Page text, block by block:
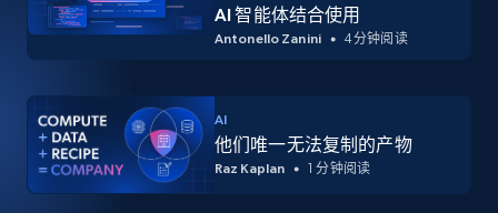
AI 智能体结合使用
Antonello Zanini 4 分钟阅读
AI
他们唯一无法复制的产物
Raz Kaplan 1 分钟阅读